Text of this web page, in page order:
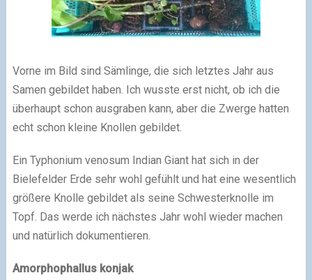
Vorne im Bild sind Sämlinge, die sich letztes Jahr aus
Samen gebildet haben. Ich wusste erst nicht, ob ich die
überhaupt schon ausgraben kann, aber die Zwerge hatten
echt schon kleine Knollen gebildet.
Ein Typhonium venosum Indian Giant hat sich in der
Bielefelder Erde sehr wohl gefühlt und hat eine wesentlich
größere Knolle gebildet als seine Schwesterknolle im
Topf. Das werde ich nächstes Jahr wohl wieder machen
und natürlich dokumentieren.
Amorphophallus konjak